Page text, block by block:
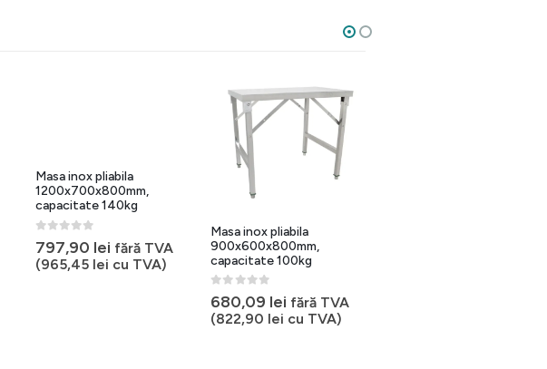
Masa inox pliabila
1200x700x800mm,
capacitate 140kg
797,90 lei fără TVA
(965,45 lei cu TVA)
Masa inox pliabila
900x600x800mm,
capacitate 100kg
0out of 5
680,09 lei fără TVA
(822,90 lei cu TVA)